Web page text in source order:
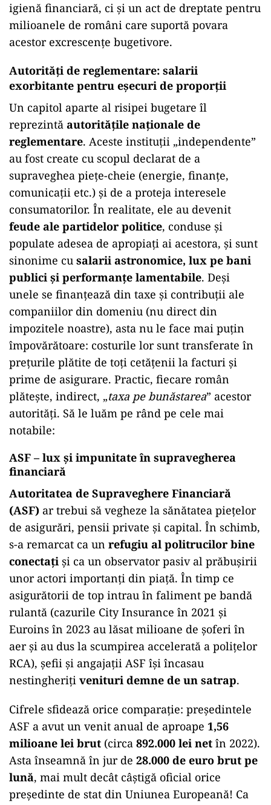
igienă financiară, ci și un act de dreptate pentru
milioanele de români care suportă povara
acestor excrescențe bugetivore.
Autorități de reglementare: salarii
exorbitante pentru eșecuri de proporții
Un capitol aparte al risipei bugetare îl
reprezintă autoritățile naționale de
reglementare. Aceste instituții „independente”
au fost create cu scopul declarat de a
supraveghea piețe-cheie (energie, finanțe,
comunicații etc.) și de a proteja interesele
consumatorilor. În realitate, ele au devenit
feude ale partidelor politice, conduse și
populate adesea de apropiați ai acestora, și sunt
sinonime cu salarii astronomice, lux pe bani
publici și performanțe lamentabile. Deși
unele se finanțează din taxe și contribuții ale
companiilor din domeniu (nu direct din
impozitele noastre), asta nu le face mai puțin
împovărătoare: costurile lor sunt transferate în
prețurile plătite de toți cetățenii la facturi și
prime de asigurare. Practic, fiecare român
plătește, indirect, „taxa pe bunăstarea” acestor
autorități. Să le luăm pe rând pe cele mai
notabile:
ASF – lux și impunitate în supravegherea
financiară
Autoritatea de Supraveghere Financiară
(ASF) ar trebui să vegheze la sănătatea piețelor
de asigurări, pensii private și capital. În schimb,
s-a remarcat ca un refugiu al politrucilor bine
conectați și ca un observator pasiv al prăbușirii
unor actori importanți din piață. În timp ce
asigurătorii de top intrau în faliment pe bandă
rulantă (cazurile City Insurance în 2021 și
Euroins în 2023 au lăsat milioane de șoferi în
aer și au dus la scumpirea accelerată a polițelor
RCA), șefii și angajații ASF își încasau
nestingheriți venituri demne de un satrap.
Cifrele sfidează orice comparație: președintele
ASF a avut un venit anual de aproape 1,56
milioane lei brut (circa 892.000 lei net în 2022).
Asta înseamnă în jur de 28.000 de euro brut pe
lună, mai mult decât câștigă oficial orice
președinte de stat din Uniunea Europeană! Ca